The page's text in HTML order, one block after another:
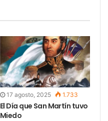
17 agosto, 2025 1.733
El Día que San Martín tuvo
Miedo